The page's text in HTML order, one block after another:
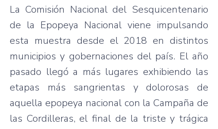
La Comisión Nacional del Sesquicentenario
de la Epopeya Nacional viene impulsando
esta muestra desde el 2018 en distintos
municipios y gobernaciones del país. El año
pasado llegó a más lugares exhibiendo las
etapas más sangrientas y dolorosas de
aquella epopeya nacional con la Campaña de
las Cordilleras, el final de la triste y trágica